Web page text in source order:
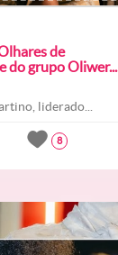
de
do grupo Oliwer...
liderado...
8